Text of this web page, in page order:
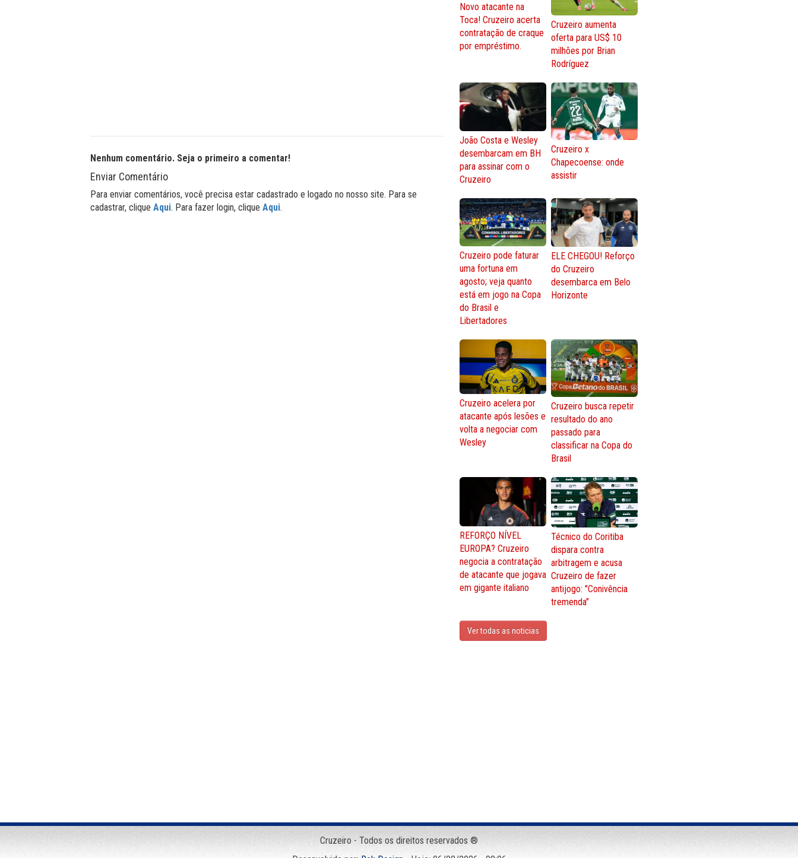
Nenhum comentário. Seja o primeiro a comentar!
Enviar Comentário
Para enviar comentários, você precisa estar cadastrado e logado no nosso site. Para se
cadastrar, clique Aqui. Para fazer login, clique Aqui.
Novo atacante na
Toca! Cruzeiro acerta
contratação de craque
por empréstimo.
Cruzeiro aumenta
oferta para US$ 10
milhões por Brian
Rodríguez
João Costa e Wesley
desembarcam em BH
para assinar com o
Cruzeiro
Cruzeiro x
Chapecoense: onde
assistir
Cruzeiro pode faturar
uma fortuna em
agosto; veja quanto
está em jogo na Copa
do Brasil e
Libertadores
ELE CHEGOU! Reforço
do Cruzeiro
desembarca em Belo
Horizonte
Cruzeiro acelera por
atacante após lesões e
volta a negociar com
Wesley
Cruzeiro busca repetir
resultado do ano
passado para
classificar na Copa do
Brasil
REFORÇO NÍVEL
EUROPA? Cruzeiro
negocia a contratação
de atacante que jogava
em gigante italiano
Técnico do Coritiba
dispara contra
arbitragem e acusa
Cruzeiro de fazer
antijogo: "Conivência
tremenda"
Ver todas as noticias
Cruzeiro - Todos os direitos reservados ®